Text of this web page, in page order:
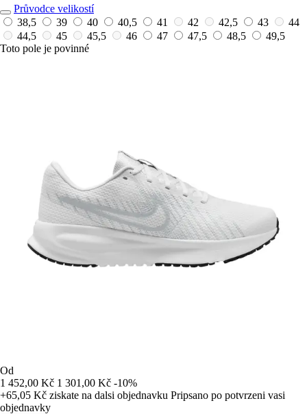
Průvodce velikostí
38,5
39 40 40,5 41 42 42,5 43
44
44,5
45 45,5 46 47 47,5 48,5
49,5
Toto pole je povinné
Od
1 452,00 Kč 1 301,00 Kč -10%
+65,05 Kč ziskate na dalsi objednavku Pripsano po potvrzeni vasi
objednavky